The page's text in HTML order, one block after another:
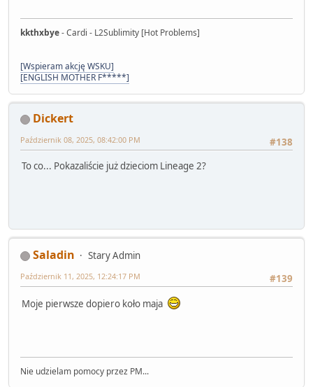
kkthxbye- Cardi - L2Sublimity [Hot Problems]
[Wspieram akcję WSKU]
[ENGLISH MOTHER F*****]
Dickert
#138
Październik 08, 2025, 08:42:00 PM
To co... Pokazaliście już dzieciom Lineage 2?
Saladin
Stary Admin
#139
Październik 11, 2025, 12:24:17 PM
Moje pierwsze dopiero koło maja
Nie udzielam pomocy przez PM...